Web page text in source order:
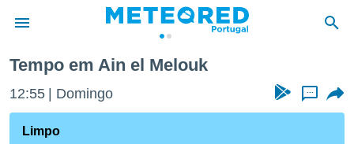
da
foi
Tempo em Ain el Melouk
12:55 Domingo ...
Limpo